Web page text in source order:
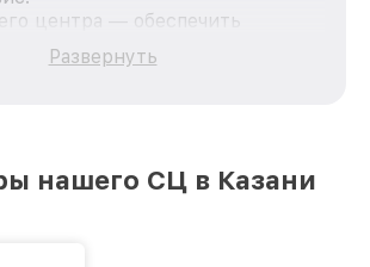
центра — обеспечить
и доступный ремонт для
продукции Infratech,
центром Infratech в
Развернуть
нашего СЦ в Казани